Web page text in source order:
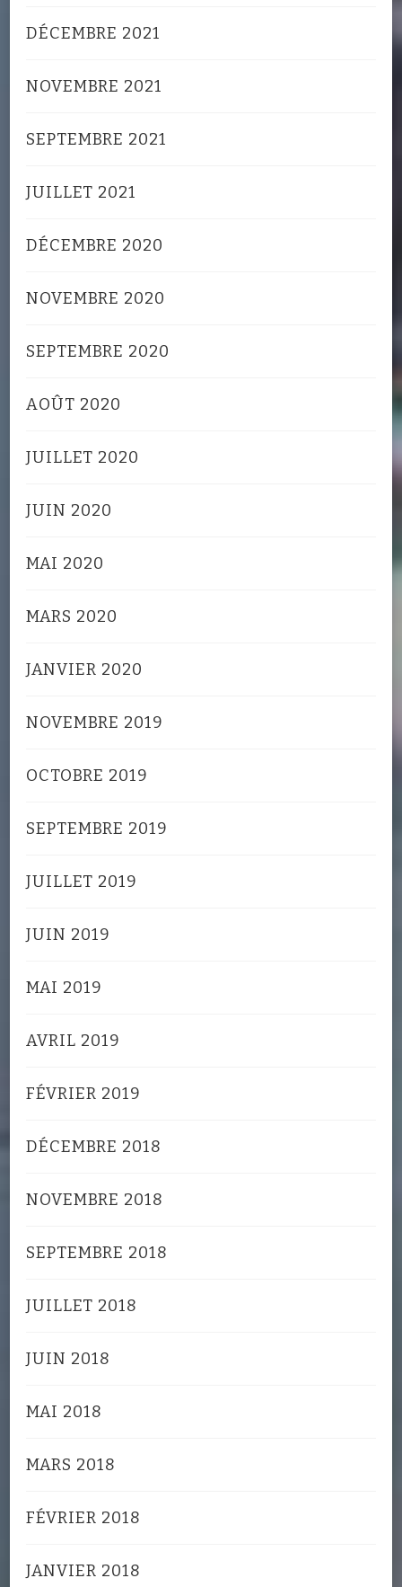
DÉCEMBRE 2021
NOVEMBRE 2021
SEPTEMBRE 2021
JUILLET 2021
DÉCEMBRE 2020
NOVEMBRE 2020
SEPTEMBRE 2020
AOÛT 2020
JUILLET 2020
JUIN 2020
MAI 2020
MARS 2020
JANVIER 2020
NOVEMBRE 2019
OCTOBRE 2019
SEPTEMBRE 2019
JUILLET 2019
JUIN 2019
MAI 2019
AVRIL 2019
FÉVRIER 2019
DÉCEMBRE 2018
NOVEMBRE 2018
SEPTEMBRE 2018
JUILLET 2018
JUIN 2018
MAI 2018
MARS 2018
FÉVRIER 2018
JANVIER 2018